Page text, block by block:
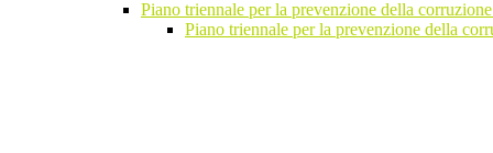
Piano triennale per la prevenzione della
Piano triennale per la prevenzione della